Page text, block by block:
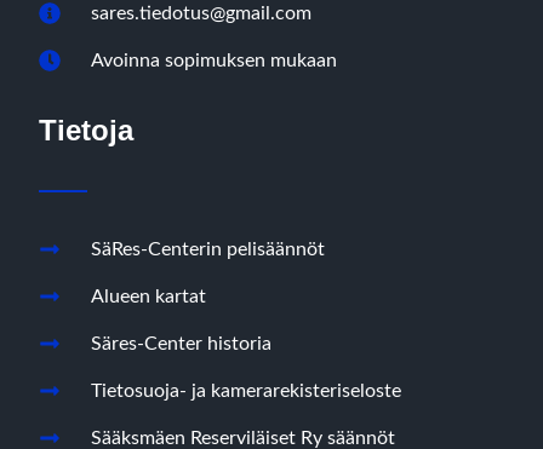
sares.tiedotus@gmail.com
Avoinna sopimuksen mukaan
Tietoja
SäRes-Centerin pelisäännöt
Alueen kartat
Säres-Center historia
Tietosuoja- ja kamerarekisteriseloste
Sääksmäen Reserviläiset Ry säännöt